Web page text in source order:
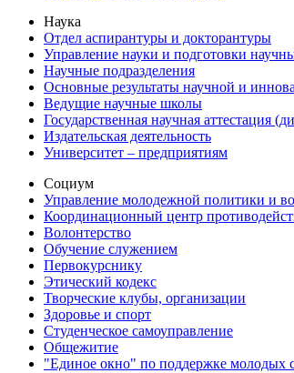
Наука
Отдел аспирантуры и докторантуры
Управление науки и подготовки
Научные подразделения
Основные результаты научной и
Ведущие научные школы
Государственная научная аттестация
Издательская деятельность
Университет – предприятиям
Социум
Управление молодежной политики и
Координационный центр
Волонтерство
Обучение служением
Первокурснику
Этический кодекс
Творческие клубы, организации
Здоровье и спорт
Студенческое самоуправление
Общежитие
"Единое окно" по поддержке молодых